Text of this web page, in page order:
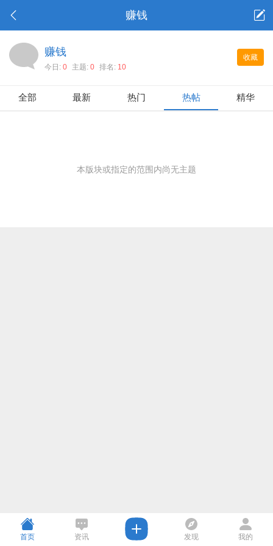
赚钱
收藏
赚钱
今日: 0 主题: 0 排名: 10
全部 最新 热门 热帖 精华
本版块或指定的范围内尚无主题
首页 资讯 发现 我的